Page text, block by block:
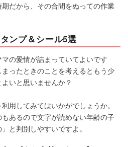
だから、その合間をぬっての作業
ンプ＆シール5選
の愛情が詰まっていてよいです
ったときのことを考えるともう少
いと思いませんか？
用してみてはいかがでしょうか。
あるので文字が読めない年齢の子
と判別しやすいですよ。